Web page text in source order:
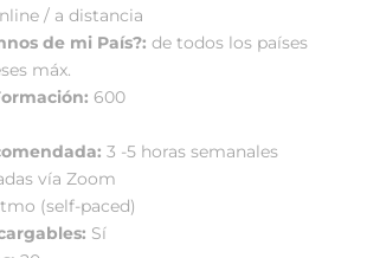
/ a distancia
de mi País?: de todos los países
máx.
600
3 -5 horas semanales
vía Zoom
(self-paced)
Sí